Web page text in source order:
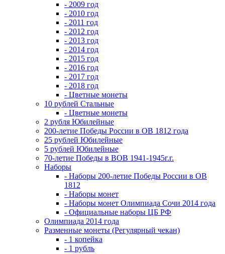
- 2009 год
- 2010 год
- 2011 год
- 2012 год
- 2013 год
- 2014 год
- 2015 год
- 2016 год
- 2017 год
- 2018 год
- Цветные монеты
10 рублей Стальные
- Цветные монеты
2 рубля Юбилейные
200-летие Победы России в ОВ 1812 года
25 рублей Юбилейные
5 рублей Юбилейные
70-летие Победы в ВОВ 1941-1945г.г.
Наборы
- Наборы 200-летие Победы России в ОВ
1812
- Наборы монет
- Наборы монет Олимпиада Сочи 2014 года
- Официальные наборы ЦБ РФ
Олимпиада 2014 года
Разменные монеты (Регулярный чекан)
- 1 копейка
- 1 рубль